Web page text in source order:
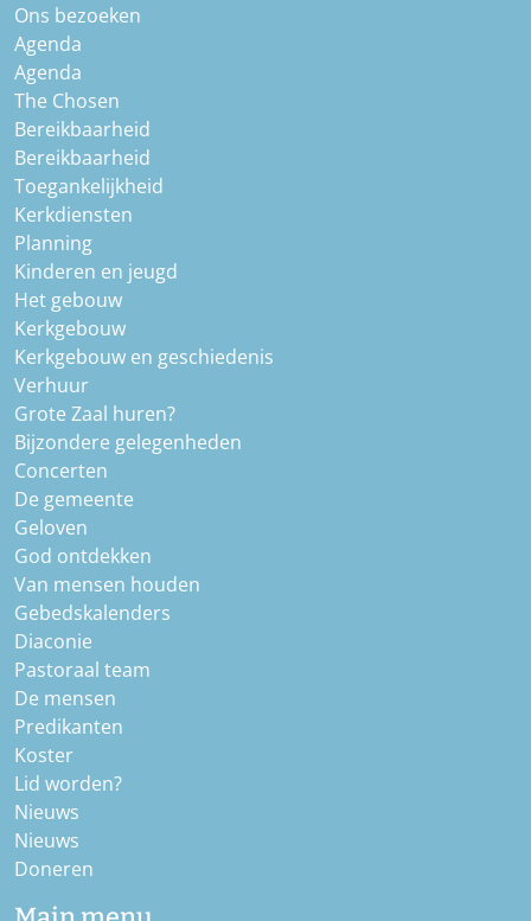
Ons bezoeken
Agenda
Agenda
The Chosen
Bereikbaarheid
Bereikbaarheid
Toegankelijkheid
Kerkdiensten
Planning
Kinderen en jeugd
Het gebouw
Kerkgebouw
Kerkgebouw en geschiedenis
Verhuur
Grote Zaal huren?
Bijzondere gelegenheden
Concerten
De gemeente
Geloven
God ontdekken
Van mensen houden
Gebedskalenders
Diaconie
Pastoraal team
De mensen
Predikanten
Koster
Lid worden?
Nieuws
Nieuws
Doneren